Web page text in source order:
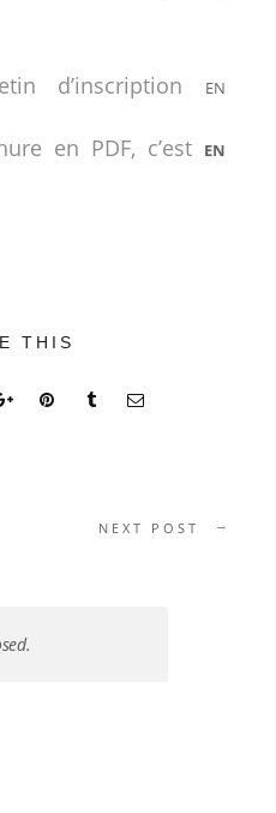
d’inscription
EN
en PDF, c’est
EN
THIS
NEXT POST